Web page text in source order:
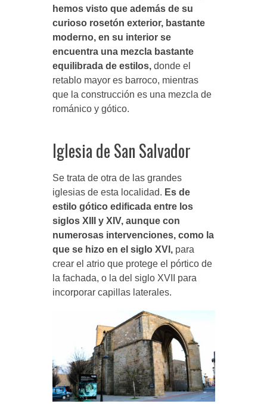
hemos visto que además de su
curioso rosetón exterior, bastante
moderno, en su interior se
encuentra una mezcla bastante
equilibrada de estilos,donde el
retablo mayor es barroco, mientras
que la construcción es una mezcla de
románico y gótico.
Iglesia de San Salvador
Se trata de otra de las grandes
iglesias de esta localidad. Es de
estilo gótico edificada entre los
siglos XIII y XIV, aunque con
numerosas intervenciones, como la
que se hizo en el siglo XVI,para
crear el atrio que protege el pórtico de
la fachada, o la del siglo XVII para
incorporar capillas laterales.